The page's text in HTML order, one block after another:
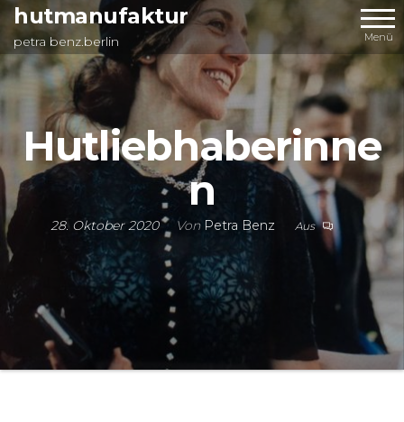
Zum
Inhalt
springen
hutmanufaktur
petra benz.berlin Menü
Hutliebhaberinne
n
28. Oktober 2020 VonPetra Benz Aus